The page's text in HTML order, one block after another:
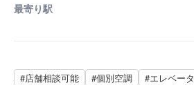
最寄り駅
#店舗相談可能 #個別空調 #エレベータ